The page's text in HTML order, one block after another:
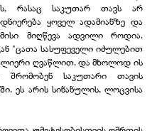
რასაც საკუთარ თავს არ
ყოველ ადამიანზე და
მიღწევა ადვილი როდია.
"ცათა სასუფეველი იძულებით
ღვაწლით. და მხოლოდ ის
შრომობენ საკუთარი თავის
ეს არის სინანულის, ლოცვისა